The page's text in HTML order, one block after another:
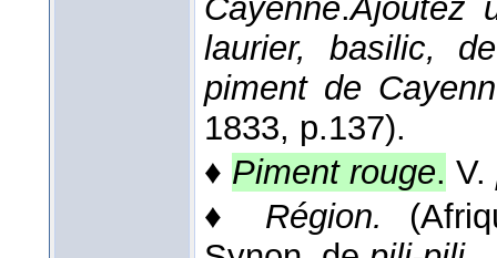
Cayenne.Ajoutez
laurier, basilic,
piment de
1833, p.137).
♦ Piment rouge. V.
♦ Région.